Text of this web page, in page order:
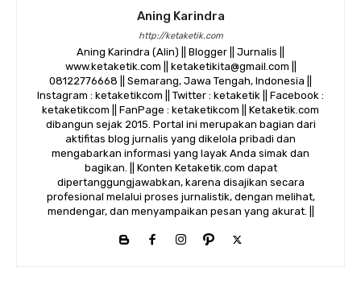
Aning Karindra
http://ketaketik.com
Aning Karindra (Alin) || Blogger || Jurnalis ||
www.ketaketik.com || ketaketikita@gmail.com ||
08122776668 || Semarang, Jawa Tengah, Indonesia ||
Instagram : ketaketikcom || Twitter : ketaketik || Facebook :
ketaketikcom || FanPage : ketaketikcom || Ketaketik.com
dibangun sejak 2015. Portal ini merupakan bagian dari
aktifitas blog jurnalis yang dikelola pribadi dan
mengabarkan informasi yang layak Anda simak dan
bagikan. || Konten Ketaketik.com dapat
dipertanggungjawabkan, karena disajikan secara
profesional melalui proses jurnalistik, dengan melihat,
mendengar, dan menyampaikan pesan yang akurat. ||